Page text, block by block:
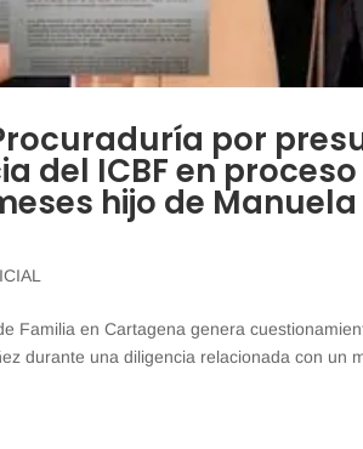
por
del ICBF en
hijo de
Familia en Cartagena genera
durante una diligencia relacionada con un